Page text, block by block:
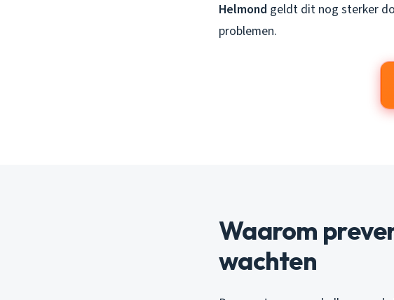
Helmond geldt dit nog sterker
problemen.
Waarom
wachten